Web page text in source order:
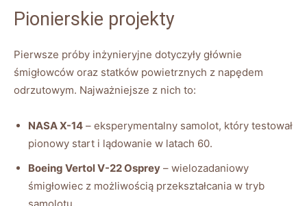
Pionierskie⁤ projekty
Pierwsze próby inżynieryjne ⁤dotyczyły głównie
śmigłowców ‍oraz statków powietrznych z napędem
odrzutowym. Najważniejsze z nich to:
NASA X-14 –⁢ eksperymentalny​ samolot,​ który⁤ testował
pionowy start i lądowanie ⁣w latach 60.
Boeing Vertol V-22⁤ Osprey – wielozadaniowy
śmigłowiec z możliwością ⁤przekształcania w tryb